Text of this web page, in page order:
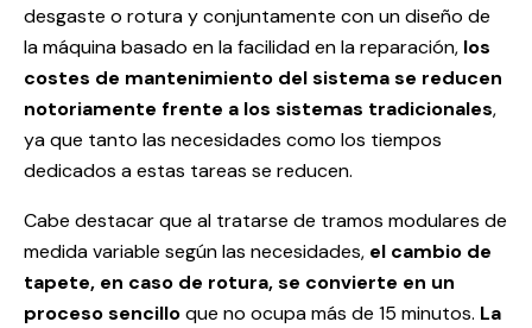
desgaste o rotura y conjuntamente con un diseño de
la máquina basado en la facilidad en la reparación, los
costes de mantenimiento del sistema se reducen
notoriamente frente a los sistemas tradicionales,
ya que tanto las necesidades como los tiempos
dedicados a estas tareas se reducen.
Cabe destacar que al tratarse de tramos modulares de
medida variable según las necesidades, el cambio de
tapete, en caso de rotura, se convierte en un
proceso sencilloque no ocupa más de 15 minutos. La